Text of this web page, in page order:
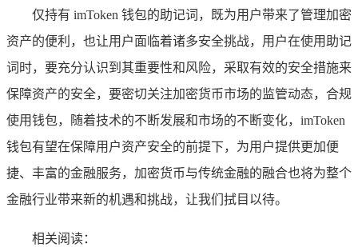
仅持有 imToken 钱包的助记词，既为用户带来了管理加密
资产的便利，也让用户面临着诸多安全挑战，用户在使用助记
词时，要充分认识到其重要性和风险，采取有效的安全措施来
保障资产的安全，要密切关注加密货币市场的监管动态，合规
使用钱包，随着技术的不断发展和市场的不断变化，imToken
钱包有望在保障用户资产安全的前提下，为用户提供更加便
捷、丰富的金融服务，加密货币与传统金融的融合也将为整个
金融行业带来新的机遇和挑战，让我们拭目以待。
相关阅读：